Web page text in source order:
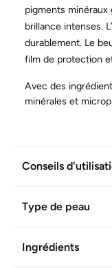
pigments
brillance intenses.
durablement. Le
film de protection
Avec des
minérales et
Réf. produit :
Conseils
Type de peau
Ingrédients